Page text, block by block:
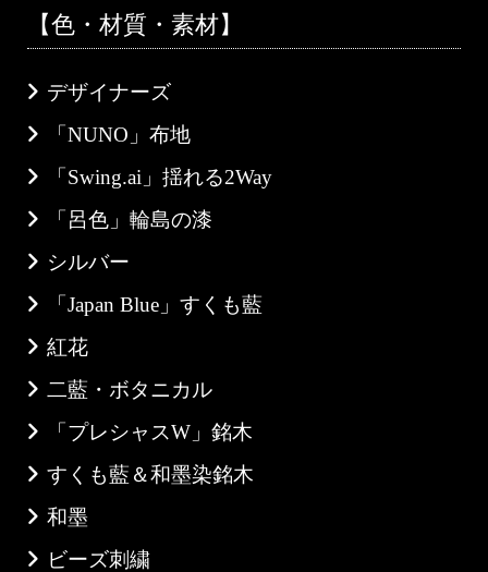
【色・材質・素材】
デザイナーズ
「NUNO」布地
「Swing.ai」揺れる2Way
「呂色」輪島の漆
シルバー
「Japan Blue」すくも藍
紅花
二藍・ボタニカル
「プレシャスW」銘木
すくも藍＆和墨染銘木
和墨
ビーズ刺繍